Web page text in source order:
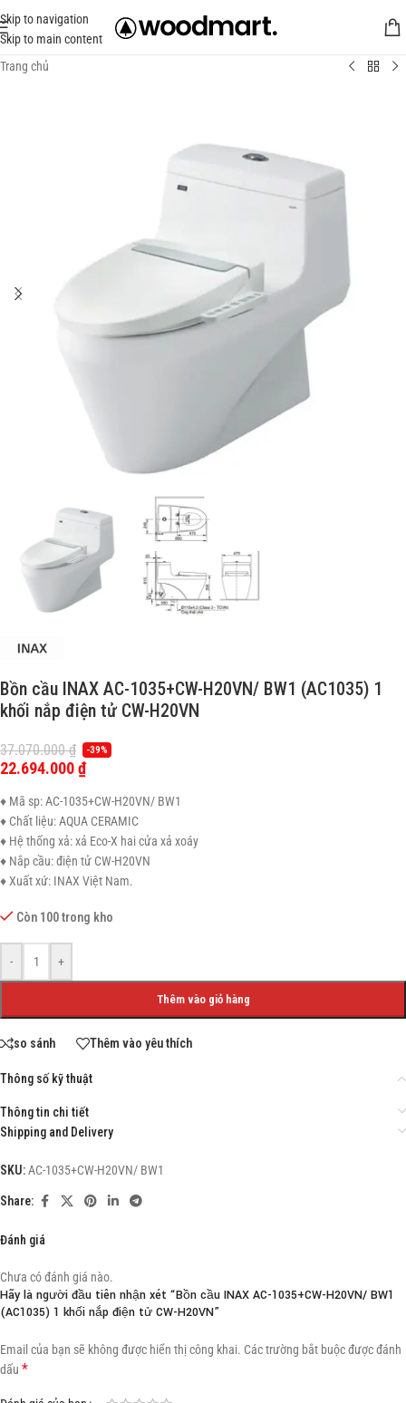
Skip to navigation
Skip to main content
Trang chủ
Bồn cầu INAX AC-1035+CW-H20VN/ BW1 (AC1035) 1
khối nắp điện tử CW-H20VN
37.070.000₫ -39%
22.694.000₫
♦ Mã sp: AC-1035+CW-H20VN/ BW1
♦ Chất liệu: AQUA CERAMIC
♦ Hệ thống xả: xả Eco-X hai cửa xả xoáy
♦ Nắp cầu: điện tử CW-H20VN
♦ Xuất xứ: INAX Việt Nam.
Còn 100 trong kho
- +
Thêm vào giỏ hàng
so sánh Thêm vào yêu thích
Thông số kỹ thuật
Thông tin chi tiết
Shipping and Delivery
SKU:AC-1035+CW-H20VN/ BW1
Share:
Đánh giá
Chưa có đánh giá nào.
Hãy là người đầu tiên nhận xét “Bồn cầu INAX AC-1035+CW-H20VN/ BW1
(AC1035) 1 khối nắp điện tử CW-H20VN”
Email của bạn sẽ không được hiển thị công khai. Các trường bắt buộc được đánh
dấu *